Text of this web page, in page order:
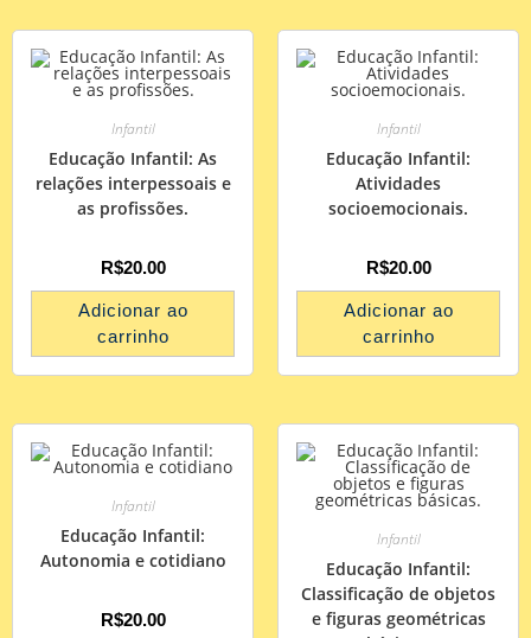
Infantil
Educação Infantil: As
relações interpessoais e
as profissões.
R$20.00
Adicionar ao
carrinho
Infantil
Educação Infantil:
Atividades
socioemocionais.
R$20.00
Adicionar ao
carrinho
Infantil
Educação Infantil:
Autonomia e cotidiano
R$20.00
Infantil
Educação Infantil:
Classificação de objetos
e figuras geométricas